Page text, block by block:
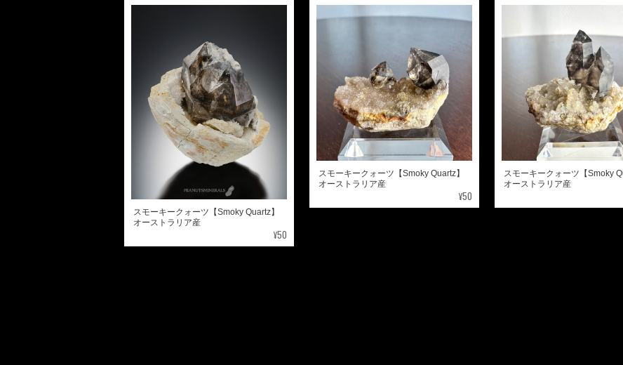
スモーキークォーツ【Smoky Quartz】
オーストラリア産
¥50
スモーキークォーツ【Smoky Quartz】
オーストラリア産
¥50
スモーキークォーツ【Smoky
オーストラリア産